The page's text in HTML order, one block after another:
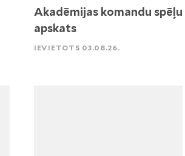
Akadēmijas komandu spēļu
apskats
IEVIETOTS 03.08.26.